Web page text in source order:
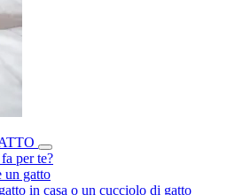
per te?
un gatto
in casa o un cucciolo di gatto